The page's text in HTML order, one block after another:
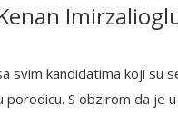
svim kandidatima koji su
S obzirom da je